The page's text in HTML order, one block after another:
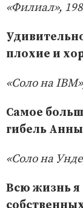
«Филиал»,
плохие и
«Соло на
Самое
гибель
«Соло на
Всю жизнь я